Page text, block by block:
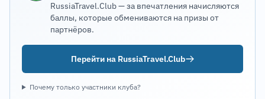
RussiaTravel.Club — за впечатления начисляются
баллы, которые обмениваются на призы от
партнёров.
Перейти на RussiaTravel.Club
Почему только участники клуба?